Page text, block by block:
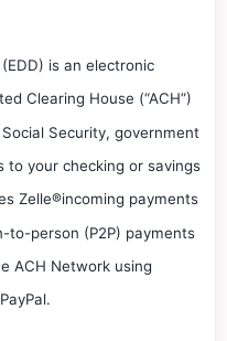
is an electronic
Clearing House (“ACH”)
Security, government
to your checking or savings
Zelle®incoming payments
to-person (P2P) payments
ACH Network using